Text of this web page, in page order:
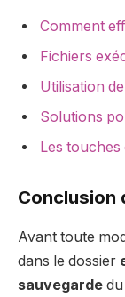
Comment
Fichiers
Utilisation
Solutions
Les
Conclusion
Avant toute
dans le dossier
sauvegarde